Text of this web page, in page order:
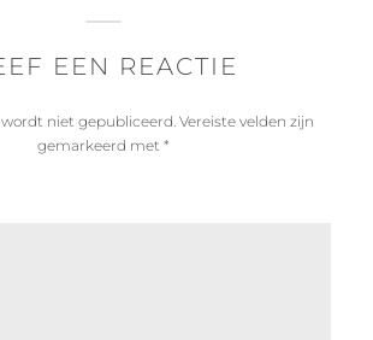
EEN REACTIE
niet gepubliceerd. Vereiste velden zijn
gemarkeerd met *